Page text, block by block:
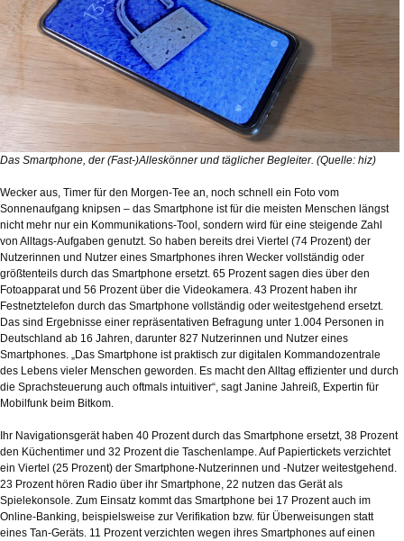
Das Smartphone, der (Fast-)Alleskönner und täglicher Begleiter. (Quelle: hiz)
Wecker aus, Timer für den Morgen-Tee an, noch schnell ein Foto vom
Sonnenaufgang knipsen – das Smartphone ist für die meisten Menschen längst
nicht mehr nur ein Kommunikations-Tool, sondern wird für eine steigende Zahl
von Alltags-Aufgaben genutzt. So haben bereits drei Viertel (74 Prozent) der
Nutzerinnen und Nutzer eines Smartphones ihren Wecker vollständig oder
größtenteils durch das Smartphone ersetzt. 65 Prozent sagen dies über den
Fotoapparat und 56 Prozent über die Videokamera. 43 Prozent haben ihr
Festnetztelefon durch das Smartphone vollständig oder weitestgehend ersetzt.
Das sind Ergebnisse einer repräsentativen Befragung unter 1.004 Personen in
Deutschland ab 16 Jahren, darunter 827 Nutzerinnen und Nutzer eines
Smartphones. „Das Smartphone ist praktisch zur digitalen Kommandozentrale
des Lebens vieler Menschen geworden. Es macht den Alltag effizienter und durch
die Sprachsteuerung auch oftmals intuitiver“, sagt Janine Jahreiß, Expertin für
Mobilfunk beim Bitkom.
Ihr Navigationsgerät haben 40 Prozent durch das Smartphone ersetzt, 38 Prozent
den Küchentimer und 32 Prozent die Taschenlampe. Auf Papiertickets verzichtet
ein Viertel (25 Prozent) der Smartphone-Nutzerinnen und -Nutzer weitestgehend.
23 Prozent hören Radio über ihr Smartphone, 22 nutzen das Gerät als
Spielekonsole. Zum Einsatz kommt das Smartphone bei 17 Prozent auch im
Online-Banking, beispielsweise zur Verifikation bzw. für Überweisungen statt
eines Tan-Geräts. 11 Prozent verzichten wegen ihres Smartphones auf einen